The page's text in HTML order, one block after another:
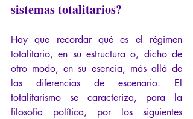
sistemas totalitarios?
Hay que recordar qué es el régimen
totalitario, en su estructura o, dicho de
otro modo, en su esencia, más allá de
las diferencias de escenario. El
totalitarismo se caracteriza, para la
filosofía política, por los siguientes